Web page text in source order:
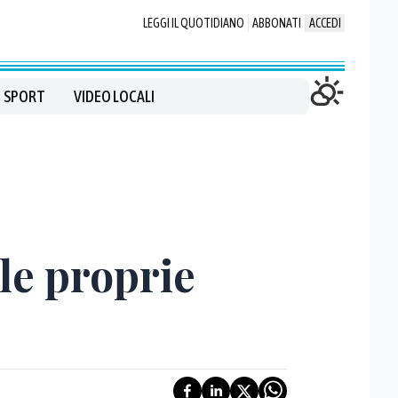
LEGGI IL QUOTIDIANO ABBONATI ACCEDI
SPORT VIDEO LOCALI
proprie